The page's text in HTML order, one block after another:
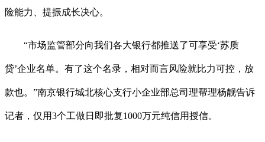
险能力、提振成长决心。
“市场监管部分向我们各大银行都推送了可享受‘苏质
贷’企业名单。有了这个名录，相对而言风险就比力可控，放
款也。”南京银行城北核心支行小企业部总司理帮理杨靓告诉
记者，仅用3个工做日即批复1000万元纯信用授信。